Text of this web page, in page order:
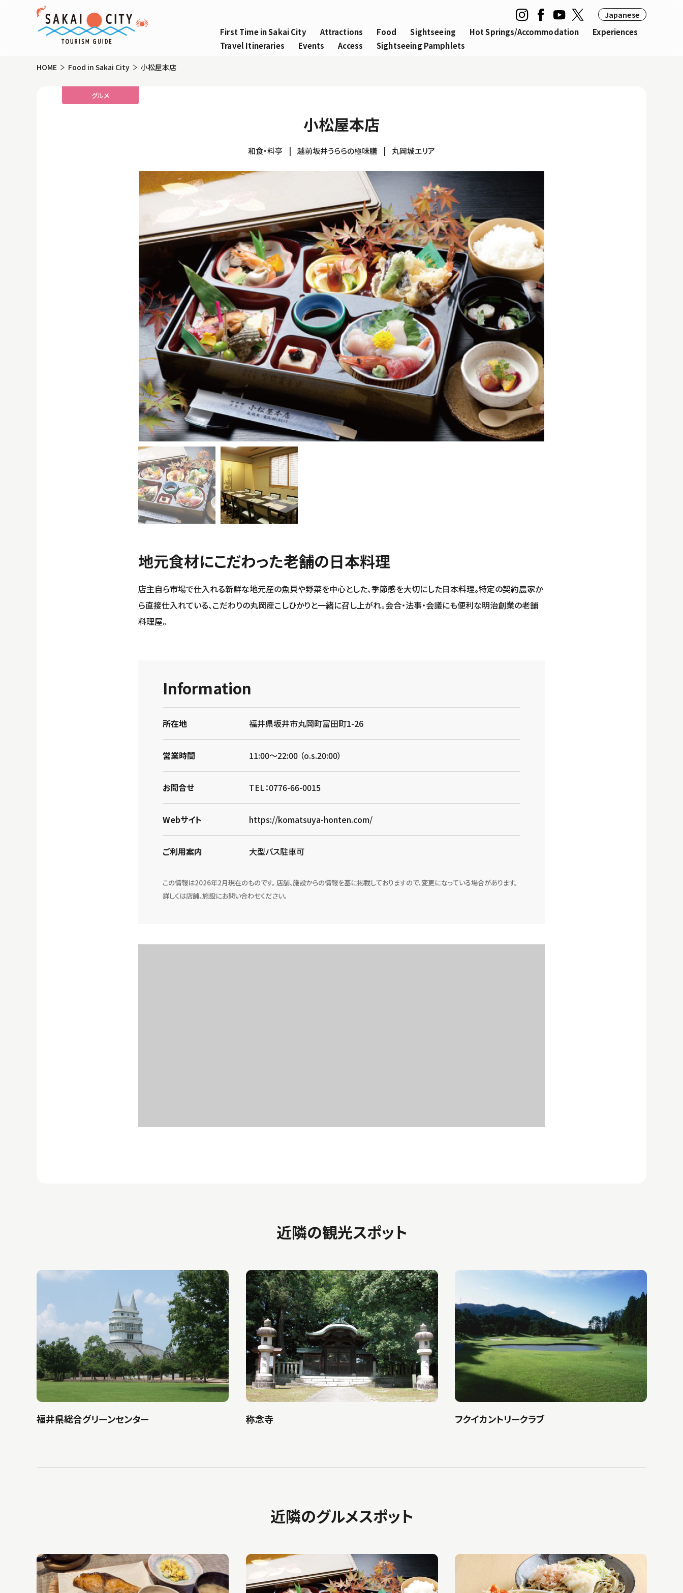
First Time in Sakai City Attractions Food Sightseeing Hot Springs/Accommodation
Experiences
Travel Itineraries
Events Access Sightseeing Pamphlets
Japanese
HOME Food in Sakai City 小松屋本店
グルメ
小松屋本店
和食・料亭 越前坂井うららの極味膳 丸岡城エリア
地元食材にこだわった老舗の日本料理
店主自ら市場で仕入れる新鮮な地元産の魚貝や野菜を中心とした、季節感を大切にした日本料理。特定の契約農家か
ら直接仕入れている、こだわりの丸岡産こしひかりと一緒に召し上がれ。会合・法事・会議にも便利な明治創業の老舗
料理屋。
Information
所在地 福井県坂井市丸岡町富田町1-26
営業時間 11:00～22:00 （o.s.20:00）
お問合せ TEL：0776-66-0015
Webサイト https://komatsuya-honten.com/
ご利用案内 大型バス駐車可
この情報は2026年2月現在のものです。 店舗、施設からの情報を基に掲載しておりますので、変更になっている場合があります。
詳しくは店舗、施設にお問い合わせください。
近隣の観光スポット
福井県総合グリーンセンター 称念寺 フクイカントリークラブ
近隣のグルメスポット